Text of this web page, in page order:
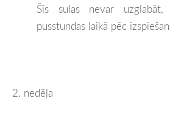
Šīs sulas nevar
pusstundas laikā pēc
2. nedēļa